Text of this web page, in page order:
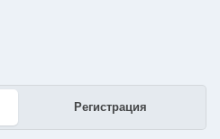
Регистрация